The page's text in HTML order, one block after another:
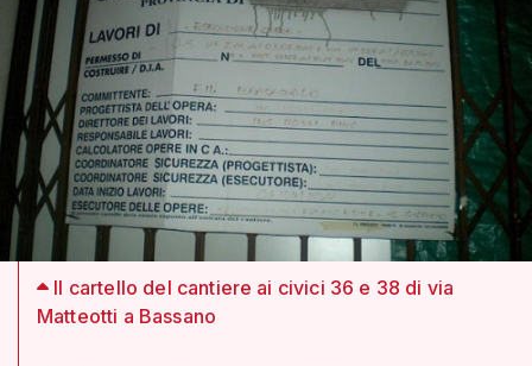
Il cartello del cantiere ai civici 36 e 38 di via
Matteotti a Bassano